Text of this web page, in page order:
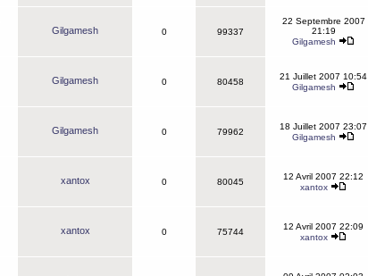
Gilgamesh 0 99337
22 Septembre 2007
21:19
Gilgamesh
Gilgamesh 0 80458
21 Juillet 2007 10:54
Gilgamesh
Gilgamesh 0 79962
18 Juillet 2007 23:07
Gilgamesh
xantox 0 80045
12 Avril 2007 22:12
xantox
xantox 0 75744
12 Avril 2007 22:09
xantox